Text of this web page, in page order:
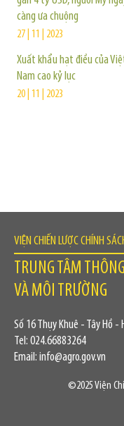
càng ưa chuộng
27 | 11 | 2023
Xuất khẩu hạt điều của
Nam cao kỷ lục
20 | 11 | 2023
VIỆN CHIẾN LƯỢC CHÍNH
TRUNG TÂM
VÀ MÔI TRƯỜNG
Số 16 Thụy Khuê - Tây Hồ -
Tel: 024.66883264
Email: info@agro.gov.vn
©2025 Viện